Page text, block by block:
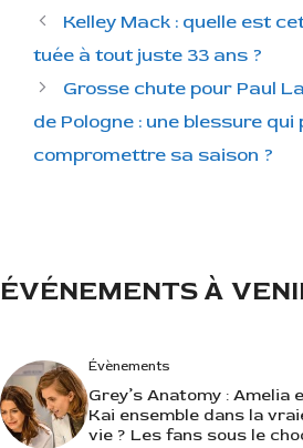
a
é
g
o
r
Kelley Mack : quelle est
tuée à tout juste 33 ans ?
Grosse chute pour Paul
de Pologne : une blessure
compromettre sa saison ?
ÉVÉNEMENTS À
Évènements
Grey’s Anatomy : Amelia
Kai ensemble dans la
vie ? Les fans sous le